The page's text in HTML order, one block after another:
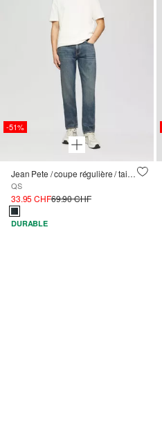
-51%
Jean Pete / coupe régulière / taille moyenne / jambe droite
QS
33.95 CHF69.90 CHF
DURABLE